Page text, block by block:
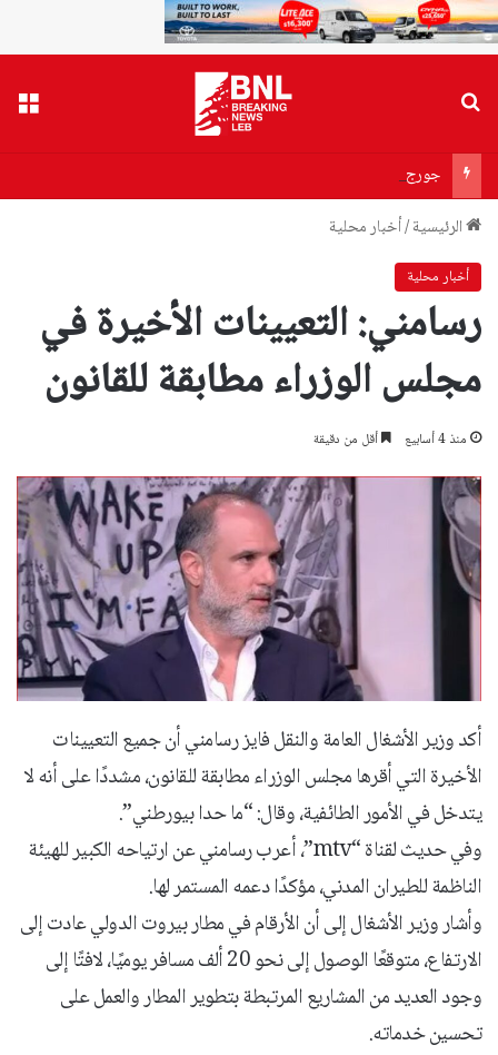
جورج ديب الموقوف… ليس Dr Food
الرئيسية/أخبار محلية
أخبار محلية
رسامني: التعيينات الأخيرة في
مجلس الوزراء مطابقة للقانون
منذ 4 أسابيع أقل من دقيقة
أكد وزير الأشغال العامة والنقل فايز رسامني أن جميع التعيينات
الأخيرة التي أقرها مجلس الوزراء مطابقة للقانون، مشددًا على أنه لا
يتدخل في الأمور الطائفية، وقال: “ما حدا بيورطني”.
وفي حديث لقناة “mtv”، أعرب رسامني عن ارتياحه الكبير للهيئة
الناظمة للطيران المدني، مؤكدًا دعمه المستمر لها.
وأشار وزير الأشغال إلى أن الأرقام في مطار بيروت الدولي عادت إلى
الارتفاع، متوقعًا الوصول إلى نحو 20 ألف مسافر يوميًا، لافتًا إلى
وجود العديد من المشاريع المرتبطة بتطوير المطار والعمل على
تحسين خدماته.